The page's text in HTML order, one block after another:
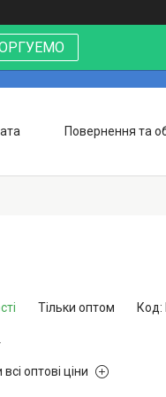
Повернення та
Тільки оптом Код:
оптові ціни